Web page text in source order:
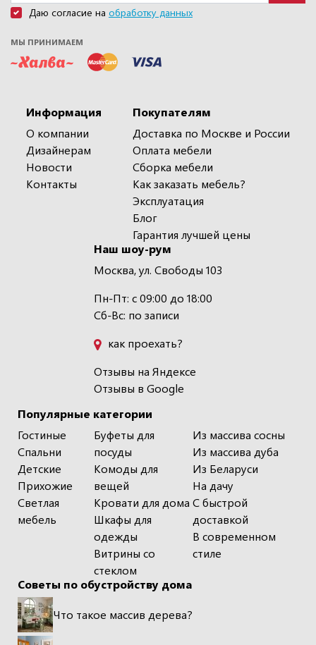
Даю согласие на обработку данных
МЫ ПРИНИМАЕМ
Информация
О компании
Дизайнерам
Новости
Контакты
Популярные категории
Гостиные
Спальни
Детские
Прихожие
Светлая
мебель
Буфеты для
посуды
Комоды для
вещей
Кровати для дома
Шкафы для
одежды
Витрины со
стеклом
Из массива сосны
Из массива дуба
Из Беларуси
На дачу
С быстрой
доставкой
В современном
стиле
Покупателям
Доставка по Москве и России
Оплата мебели
Сборка мебели
Как заказать мебель?
Эксплуатация
Блог
Гарантия лучшей цены
Наш шоу-рум
Москва, ул. Свободы 103
Пн-Пт: с 09:00 до 18:00
Сб-Вс: по записи
как проехать?
Отзывы на Яндексе
Отзывы в Google
Советы по обустройству дома
Что такое массив дерева?